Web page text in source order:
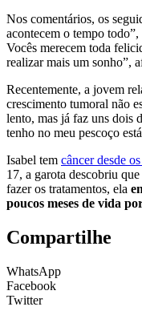
Nos comentários, os
acontecem o tempo
Vocês merecem toda
realizar mais um sonho”,
Recentemente, a jovem
crescimento tumoral não
lento, mas já faz uns dois
tenho no meu pescoço
Isabel tem câncer desde
17, a garota descobriu
fazer os tratamentos, ela
poucos meses de vida
Compartilhe
WhatsApp
Facebook
Twitter